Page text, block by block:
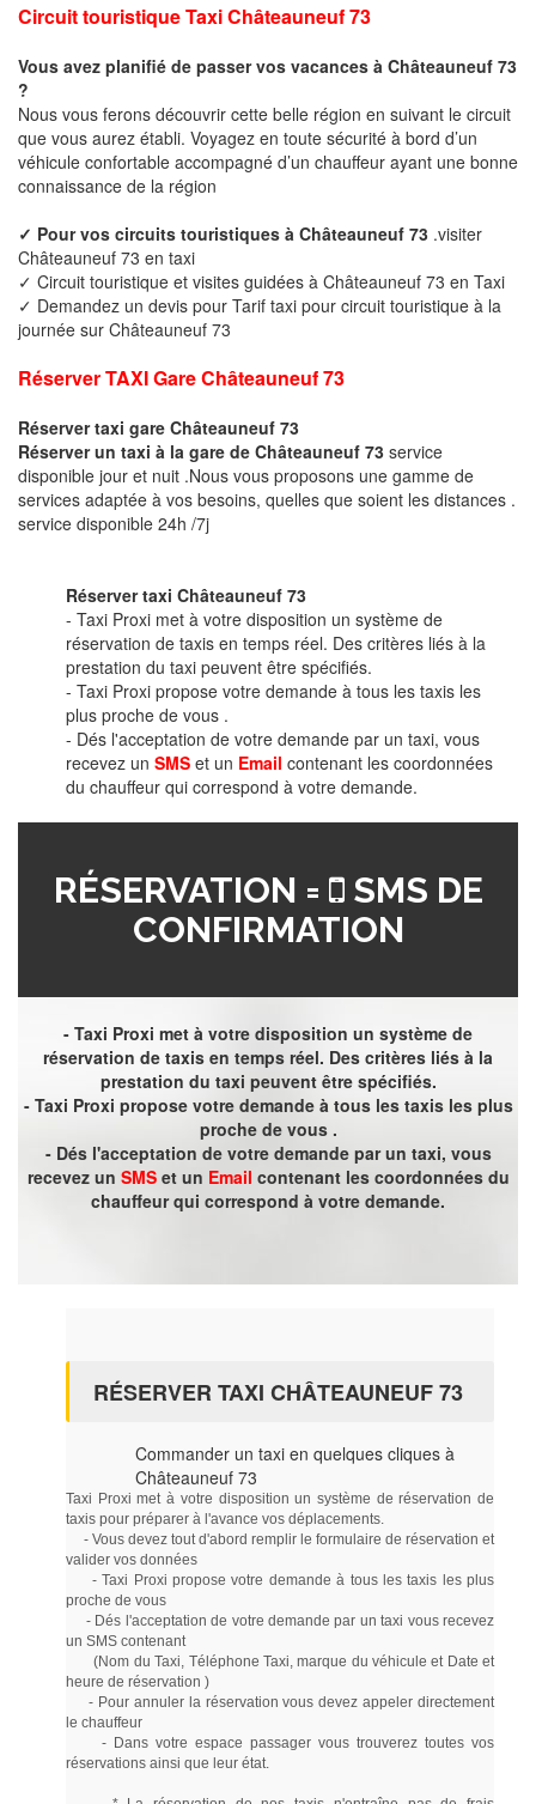
Circuit touristique Taxi Châteauneuf 73
Vous avez planifié de passer vos vacances à Châteauneuf 73
?
Nous vous ferons découvrir cette belle région en suivant le circuit
que vous aurez établi. Voyagez en toute sécurité à bord d’un
véhicule confortable accompagné d’un chauffeur ayant une bonne
connaissance de la région
✓ Pour vos circuits touristiques à Châteauneuf 73 .visiter
Châteauneuf 73 en taxi
✓ Circuit touristique et visites guidées à Châteauneuf 73 en Taxi
✓ Demandez un devis pour Tarif taxi pour circuit touristique à la
journée sur Châteauneuf 73
Réserver TAXI Gare Châteauneuf 73
Réserver taxi gare Châteauneuf 73
Réserver un taxi à la gare de Châteauneuf 73 service
disponible jour et nuit .Nous vous proposons une gamme de
services adaptée à vos besoins, quelles que soient les distances .
service disponible 24h /7j
Réserver taxi Châteauneuf 73
- Taxi Proxi met à votre disposition un système de
réservation de taxis en temps réel. Des critères liés à la
prestation du taxi peuvent être spécifiés.
- Taxi Proxi propose votre demande à tous les taxis les
plus proche de vous .
- Dés l'acceptation de votre demande par un taxi, vous
recevez un SMS et un Email contenant les coordonnées
du chauffeur qui correspond à votre demande.
RÉSERVATION =
SMS DE
CONFIRMATION
- Taxi Proxi met à votre disposition un système de
réservation de taxis en temps réel. Des critères liés à la
prestation du taxi peuvent être spécifiés.
- Taxi Proxi propose votre demande à tous les taxis les plus
proche de vous .
- Dés l'acceptation de votre demande par un taxi, vous
recevez un SMSet un Email contenant les coordonnées du
chauffeur qui correspond à votre demande.
RÉSERVER TAXI CHÂTEAUNEUF 73
Commander un taxi en quelques cliques à
Châteauneuf 73
Taxi Proxi met à votre disposition un système de réservation de
taxis pour préparer à l'avance vos déplacements.
- Vous devez tout d'abord remplir le formulaire de réservation et
valider vos données
- Taxi Proxi propose votre demande à tous les taxis les plus
proche de vous
- Dés l'acceptation de votre demande par un taxi vous recevez
un SMS contenant
(Nom du Taxi, Téléphone Taxi, marque du véhicule et Date et
heure de réservation )
- Pour annuler la réservation vous devez appeler directement
le chauffeur
- Dans votre espace passager vous trouverez toutes vos
réservations ainsi que leur état.